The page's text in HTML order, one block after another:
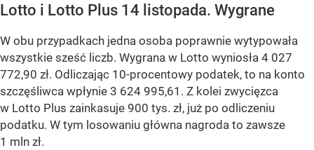
Lotto i Lotto Plus 14 listopada. Wygrane
W obu przypadkach jedna osoba poprawnie wytypowała
wszystkie sześć liczb. Wygrana w Lotto wyniosła 4 027
772,90 zł. Odliczając 10-procentowy podatek, to na konto
szczęśliwca wpłynie 3 624 995,61. Z kolei zwycięzca
w Lotto Plus zainkasuje 900 tys. zł, już po odliczeniu
podatku. W tym losowaniu główna nagroda to zawsze
1 mln zł.